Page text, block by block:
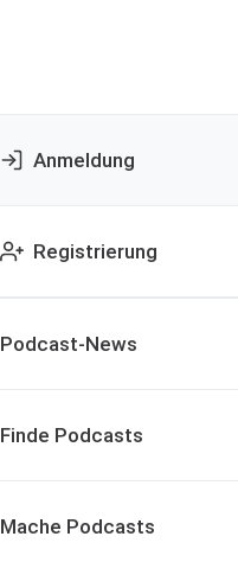
Anmeldung
Registrierung
Podcast-News
Finde Podcasts
Mache Podcasts